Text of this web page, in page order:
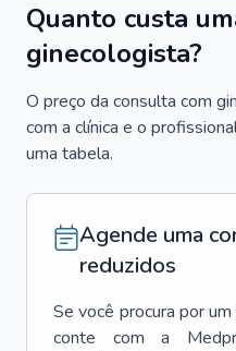
Quanto custa
ginecologista?
O preço da consulta com
com a clínica e o
uma tabela.
Agende uma
reduzidos
Se você procura por um
conte com a